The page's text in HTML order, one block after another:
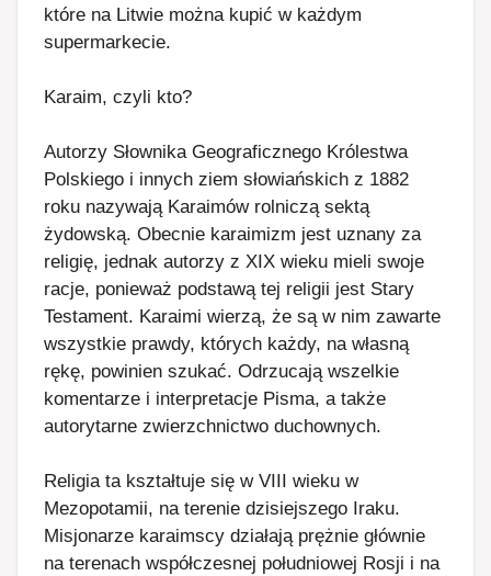
które na Litwie można kupić w każdym
supermarkecie.
Karaim, czyli kto?
Autorzy Słownika Geograficznego Królestwa
Polskiego i innych ziem słowiańskich z 1882
roku nazywają Karaimów rolniczą sektą
żydowską. Obecnie karaimizm jest uznany za
religię, jednak autorzy z XIX wieku mieli swoje
racje, ponieważ podstawą tej religii jest Stary
Testament. Karaimi wierzą, że są w nim zawarte
wszystkie prawdy, których każdy, na własną
rękę, powinien szukać. Odrzucają wszelkie
komentarze i interpretacje Pisma, a także
autorytarne zwierzchnictwo duchownych.
Religia ta kształtuje się w VIII wieku w
Mezopotamii, na terenie dzisiejszego Iraku.
Misjonarze karaimscy działają prężnie głównie
na terenach współczesnej południowej Rosji i na